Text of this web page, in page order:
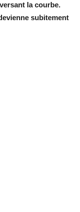
la courbe.
subitement